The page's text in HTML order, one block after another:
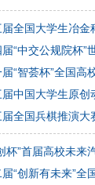
全国大学生冶金
“中交公规院杯”
“智荟杯”全国高
中国大学生原创
全国兵棋推演大
杯”首届高校未来
“创新有未来”全